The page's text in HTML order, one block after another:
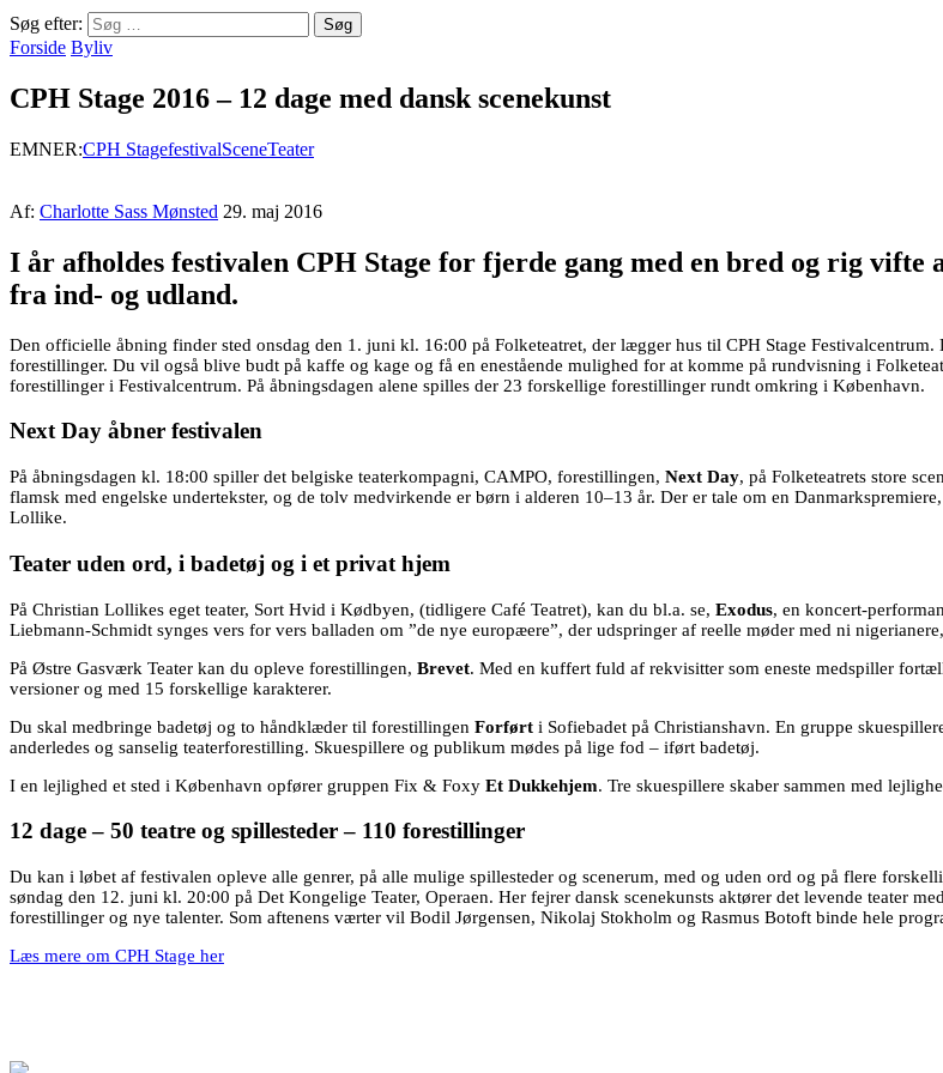
Søg efter:
Forside Byliv
CPH Stage 2016 – 12 dage med dansk scenekunst
EMNER:CPH StagefestivalSceneTeater
Af: Charlotte Sass Mønsted 29. maj 2016
I år afholdes festivalen CPH Stage for fjerde gang med en bred og rig
fra ind- og udland.
Den officielle åbning finder sted onsdag den 1. juni kl. 16:00 på Folketeatret, der lægger hus til CPH Stage
forestillinger. Du vil også blive budt på kaffe og kage og få en enestående mulighed for at komme på rundvisning i
forestillinger i Festivalcentrum. På åbningsdagen alene spilles der 23 forskellige forestillinger rundt omkring i København.
Next Day åbner festivalen
På åbningsdagen kl. 18:00 spiller det belgiske teaterkompagni, CAMPO, forestillingen, Next Day, på Folketeatrets store
flamsk med engelske undertekster, og de tolv medvirkende er børn i alderen 10–13 år. Der er tale om en
Lollike.
Teater uden ord, i badetøj og i et privat hjem
På Christian Lollikes eget teater, Sort Hvid i Kødbyen, (tidligere Café Teatret), kan du bl.a. se, Exodus, en koncert-
Liebmann-Schmidt synges vers for vers balladen om ”de nye europæere”, der udspringer af reelle møder med ni
På Østre Gasværk Teater kan du opleve forestillingen, Brevet. Med en kuffert fuld af rekvisitter som eneste medspiller
versioner og med 15 forskellige karakterer.
Du skal medbringe badetøj og to håndklæder til forestillingen Forført i Sofiebadet på Christianshavn. En gruppe
anderledes og sanselig teaterforestilling. Skuespillere og publikum mødes på lige fod – iført badetøj.
I en lejlighed et sted i København opfører gruppen Fix & Foxy Et Dukkehjem. Tre skuespillere skaber sammen med
12 dage – 50 teatre og spillesteder – 110 forestillinger
Du kan i løbet af festivalen opleve alle genrer, på alle mulige spillesteder og scenerum, med og uden ord og på flere
søndag den 12. juni kl. 20:00 på Det Kongelige Teater, Operaen. Her fejrer dansk scenekunsts aktører det levende teater
forestillinger og nye talenter. Som aftenens værter vil Bodil Jørgensen, Nikolaj Stokholm og Rasmus Botoft binde hele
Læs mere om CPH Stage her